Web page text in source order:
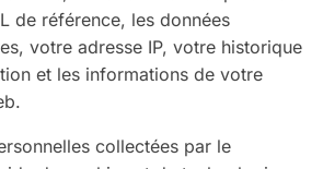
de référence, les données
votre adresse IP, votre historique
et les informations de votre
collectées par le